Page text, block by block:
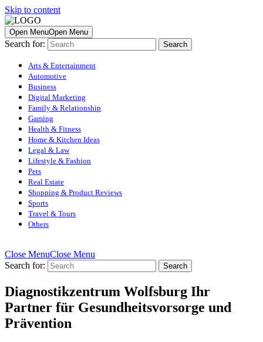
Skip to content
Open MenuOpen Menu
Search for:
Arts & Entertainment
Automotive
Business
Digital Marketing
Family & Relationship
Gaming
Health & Fitness
Home & Kitchen Ideas
Legal & Law
Lifestyle & Fashion
Pets
Real Estate
Shopping & Product Reviews
Sports
Travel & Tours
Others
Close MenuClose Menu
Search for:
Diagnostikzentrum Wolfsburg Ihr
Partner für Gesundheitsvorsorge und
Prävention